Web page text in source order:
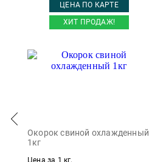
Ahmad Tea
Air Wick
Aktiv
Alatoys
ЦЕНА ПО КАРТЕ
ХИТ ПРОДАЖ!
Окорок свиной охлажденный
1кг
Цена за 1 кг.